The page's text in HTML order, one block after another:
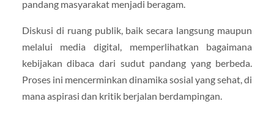
pandang masyarakat menjadi beragam.
Diskusi di ruang publik, baik secara langsung maupun
melalui media digital, memperlihatkan bagaimana
kebijakan dibaca dari sudut pandang yang berbeda.
Proses ini mencerminkan dinamika sosial yang sehat, di
mana aspirasi dan kritik berjalan berdampingan.